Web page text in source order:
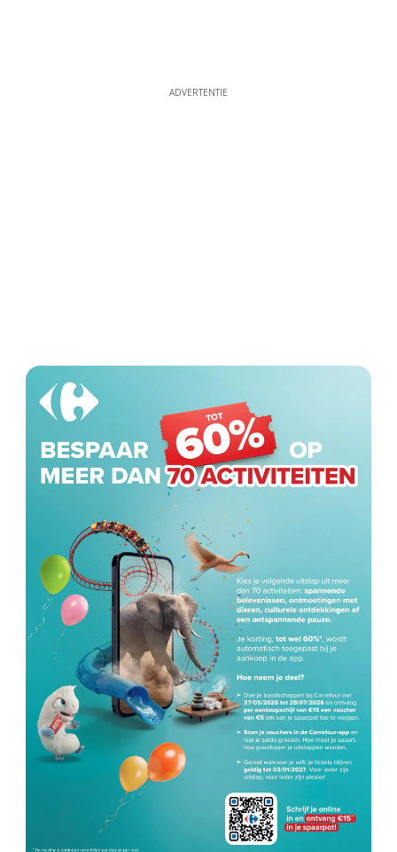
ADVERTENTIE